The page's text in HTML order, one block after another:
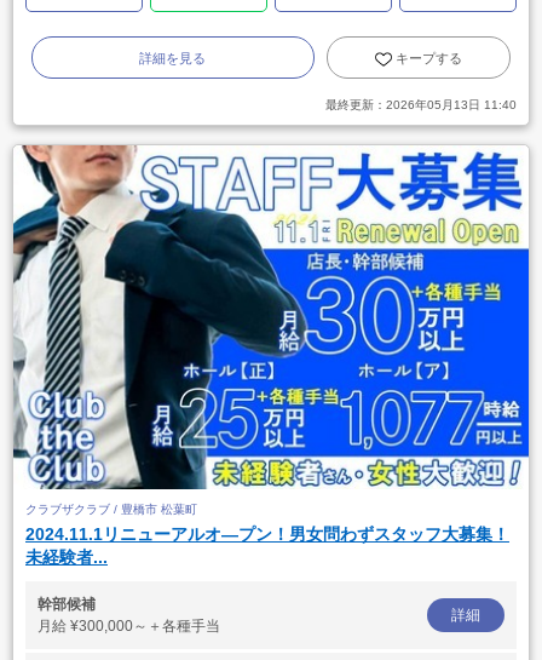
詳細を見る キープする
最終更新： 2026年05月13日 11:40
クラブザクラブ / 豊橋市 松葉町
2024.11.1リニューアルオ―プン！男女問わずスタッフ大募集！
未経験者...
幹部候補
月給 ¥300,000～＋各種手当
詳細